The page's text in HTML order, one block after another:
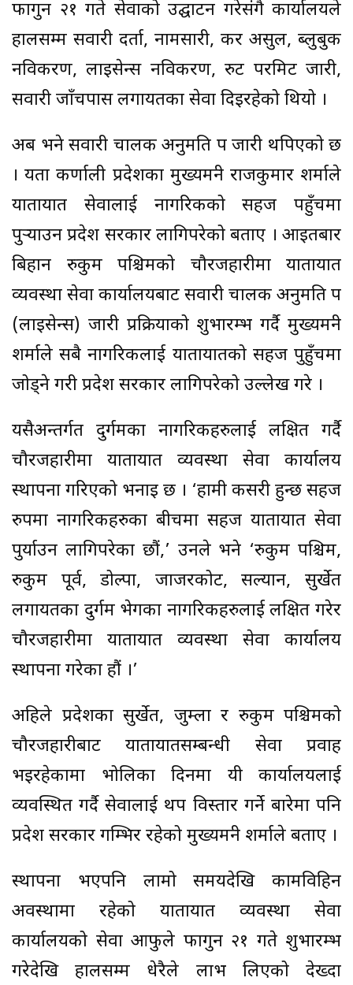
फागुन २१ गते सेवाको उद्घाटन गरेसंगै कार्यालयले
हालसम्म सवारी दर्ता, नामसारी, कर असुल, ब्लुबुक
नविकरण, लाइसेन्स नविकरण, रुट परमिट जारी,
सवारी जाँचपास लगायतका सेवा दिइरहेको थियो ।
अब भने सवारी चालक अनुमति पत्र जारी थपिएको छ
। यता कर्णाली प्रदेशका मुख्यमन्त्री राजकुमार शर्माले
यातायात सेवालाई नागरिकको सहज पहुँचमा
पुर्‍याउन प्रदेश सरकार लागिपरेको बताए । आइतबार
बिहान रुकुम पश्चिमको चौरजहारीमा यातायात
व्यवस्था सेवा कार्यालयबाट सवारी चालक अनुमति पत्र
(लाइसेन्स) जारी प्रक्रियाको शुभारम्भ गर्दै मुख्यमन्त्री
शर्माले सबै नागरिकलाई यातायातको सहज पुहुँचमा
जोड्ने गरी प्रदेश सरकार लागिपरेको उल्लेख गरे ।
यसैअन्तर्गत दुर्गमका नागरिकहरुलाई लक्षित गर्दै
चौरजहारीमा यातायात व्यवस्था सेवा कार्यालय
स्थापना गरिएको भनाइ छ । ‘हामी कसरी हुन्छ सहज
रुपमा नागरिकहरुका बीचमा सहज यातायात सेवा
पुर्याउन लागिपरेका छौं,’ उनले भने ‘रुकुम पश्चिम,
रुकुम पूर्व, डोल्पा, जाजरकोट, सल्यान, सुर्खेत
लगायतका दुर्गम भेगका नागरिकहरुलाई लक्षित गरेर
चौरजहारीमा यातायात व्यवस्था सेवा कार्यालय
स्थापना गरेका हौं ।’
अहिले प्रदेशका सुर्खेत, जुम्ला र रुकुम पश्चिमको
चौरजहारीबाट यातायातसम्बन्धी सेवा प्रवाह
भइरहेकामा भोलिका दिनमा यी कार्यालयलाई
व्यवस्थित गर्दै सेवालाई थप विस्तार गर्ने बारेमा पनि
प्रदेश सरकार गम्भिर रहेको मुख्यमन्त्री शर्माले बताए ।
स्थापना भएपनि लामो समयदेखि कामविहिन
अवस्थामा रहेको यातायात व्यवस्था सेवा
कार्यालयको सेवा आफुले फागुन २१ गते शुभारम्भ
गरेदेखि हालसम्म धेरैले लाभ लिएको देख्दा